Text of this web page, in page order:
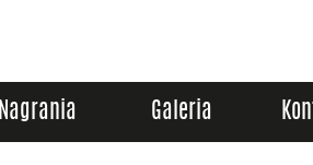
Nagrania Galeria